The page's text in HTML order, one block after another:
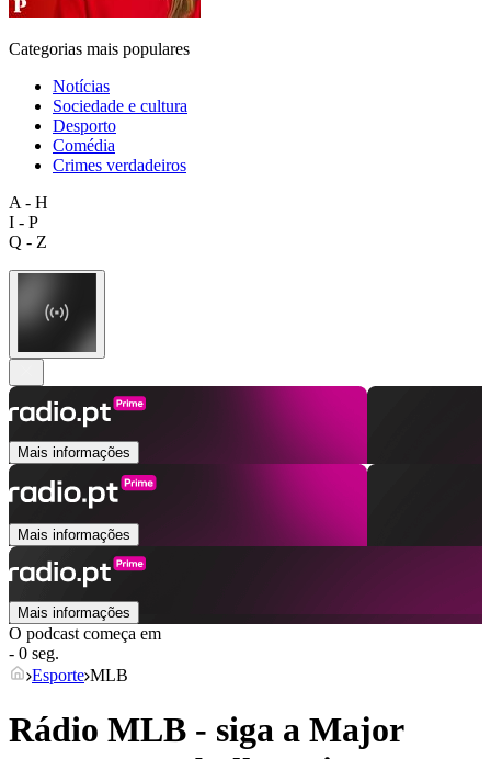
Categorias mais populares
Notícias
Sociedade e cultura
Desporto
Comédia
Crimes verdadeiros
A - H
I - P
Q - Z
Mais informações
Mais informações
Mais informações
O podcast começa em
- 0 seg.
Esporte MLB
Rádio MLB - siga a Major